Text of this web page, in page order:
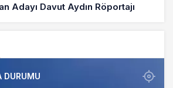
Adayı Davut Aydın Röportajı
DURUMU